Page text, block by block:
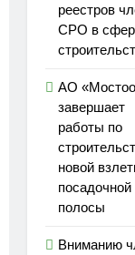
реестров
СРО в
АО
завершает
работы по
новой
посадочной
полосы
Вниманию